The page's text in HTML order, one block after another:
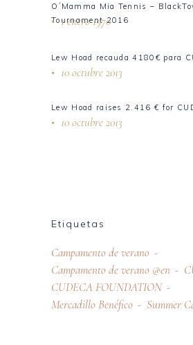
O´Mamma Mia Tennis –
Tournament 2016
1 enero 1970
Lew Hoad recauda 4180€ para
10 octubre 2013
Lew Hoad raises 2.416 € for
10 octubre 2013
Etiquetas
Campamento de verano
Campamento de verano @en
CUDECA FOUNDATION
Mercadillo Benéfico
Summer